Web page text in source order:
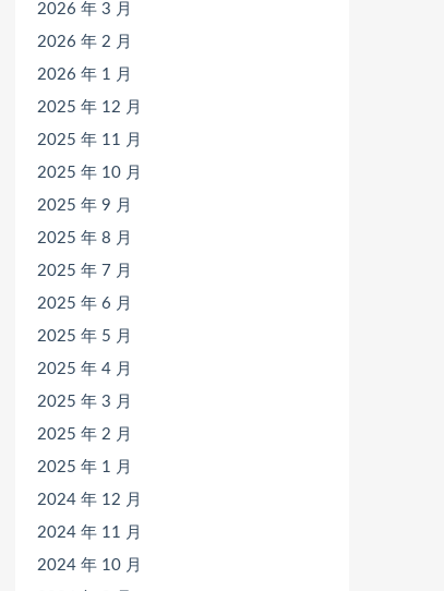
2026 年 3 月
2026 年 2 月
2026 年 1 月
2025 年 12 月
2025 年 11 月
2025 年 10 月
2025 年 9 月
2025 年 8 月
2025 年 7 月
2025 年 6 月
2025 年 5 月
2025 年 4 月
2025 年 3 月
2025 年 2 月
2025 年 1 月
2024 年 12 月
2024 年 11 月
2024 年 10 月